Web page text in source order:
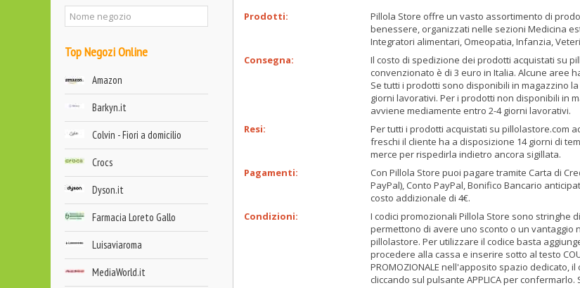
Top Negozi Online
Amazon
Barkyn.it
Colvin - Fiori a domicilio
Crocs
Dyson.it
Farmacia Loreto Gallo
Luisaviaroma
MediaWorld.it
Prodotti:
Pillola Store offre un vasto assortimento di
benessere, organizzati nelle sezioni Medicina
Integratori alimentari, Omeopatia, Infanzia,
Consegna:
Il costo di spedizione dei prodotti acquistati su
convenzionato è di 3 euro in Italia. Alcune aree
Se tutti i prodotti sono disponibili in magazzino
giorni lavorativi. Per i prodotti non disponibili in
avviene mediamente entro 2-4 giorni lavorativi.
Resi:
Per tutti i prodotti acquistati su pillolastore.com
freschi il cliente ha a disposizione 14 giorni di
merce per rispedirla indietro ancora sigillata.
Pagamenti:
Con Pillola Store puoi pagare tramite Carta di
PayPal), Conto PayPal, Bonifico Bancario
costo addizionale di 4€.
Condizioni:
I codici promozionali Pillola Store sono stringhe
permettono di avere uno sconto o un vantaggio
pillolastore. Per utilizzare il codice basta
procedere alla cassa e inserire sotto al testo
PROMOZIONALE nell'apposito spazio dedicato,
cliccando sul pulsante APPLICA per confermarlo.